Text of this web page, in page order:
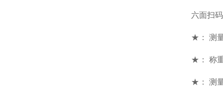
六面扫
★： 测
★： 称
★： 测